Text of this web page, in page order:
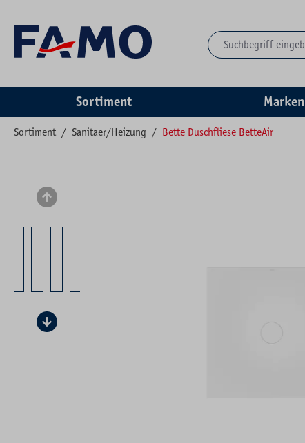
Sortiment Marken
Sortiment / Sanitaer/Heizung / Bette Duschfliese BetteAir
Bildergalerie überspringen